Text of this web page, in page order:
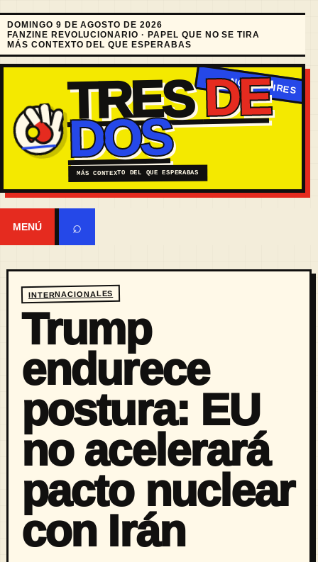
DOMINGO 9 DE AGOSTO DE 2026
FANZINE REVOLUCIONARIO · PAPEL QUE NO SE TIRA
MÁS CONTEXTO DEL QUE ESPERABAS
TRESDE
DOS
MÁS CONTEXTO DEL QUE ESPERABAS
MENÚ ⌕
INTERNACIONALES
Trump
endurece
postura: EU
no acelerará
pacto nuclear
con Irán